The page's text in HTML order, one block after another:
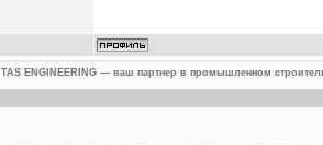
TAS ENGINEERING — ваш партнер в промышленном